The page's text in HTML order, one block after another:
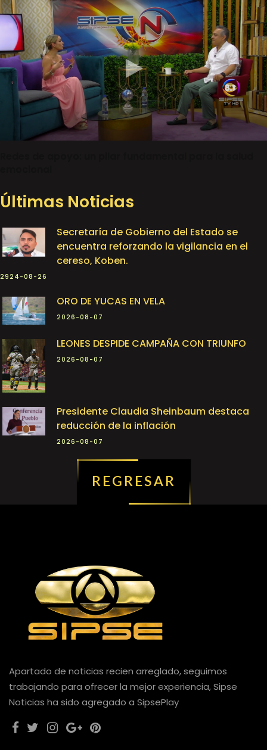
Últimas Noticias
Secretaría de Gobierno del Estado se
encuentra reforzando la vigilancia en el
cereso, Koben.
2924-08-26
ORO DE YUCAS EN VELA
2026-08-07
LEONES DESPIDE CAMPAÑA CON TRIUNFO
2026-08-07
Presidente Claudia Sheinbaum destaca
reducción de la inflación
2026-08-07
REGRESAR
Apartado de noticias recien arreglado, seguimos
trabajando para ofrecer la mejor experiencia, Sipse
Noticias ha sido agregado a SipsePlay